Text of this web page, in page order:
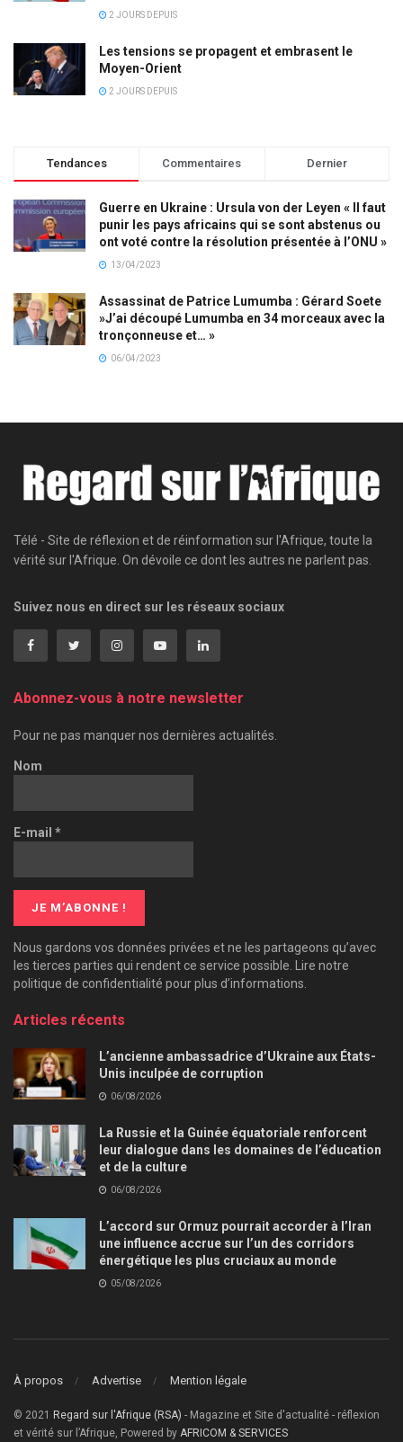
2 JOURS DEPUIS
Les tensions se propagent et embrasent le
Moyen-Orient
2 JOURS DEPUIS
Tendances Commentaires Dernier
Guerre en Ukraine : Ursula von der Leyen « Il faut
punir les pays africains qui se sont abstenus ou
ont voté contre la résolution présentée à l’ONU »
13/04/2023
Assassinat de Patrice Lumumba : Gérard Soete
»J’ai découpé Lumumba en 34 morceaux avec la
tronçonneuse et… »
06/04/2023
Télé - Site de réflexion et de réinformation sur l'Afrique, toute la
vérité sur l'Afrique. On dévoile ce dont les autres ne parlent pas.
Suivez nous en direct sur les réseaux sociaux
Abonnez-vous à notre newsletter
Pour ne pas manquer nos dernières actualités.
Nom
E-mail *
Nous gardons vos données privées et ne les partageons qu’avec
les tierces parties qui rendent ce service possible. Lire notre
politique de confidentialité pour plus d’informations.
Articles récents
L’ancienne ambassadrice d’Ukraine aux États-
Unis inculpée de corruption
06/08/2026
La Russie et la Guinée équatoriale renforcent
leur dialogue dans les domaines de l’éducation
et de la culture
06/08/2026
L’accord sur Ormuz pourrait accorder à l’Iran
une influence accrue sur l’un des corridors
énergétique les plus cruciaux au monde
05/08/2026
À propos Advertise Mention légale
© 2021 Regard sur l'Afrique (RSA) - Magazine et Site d'actualité - réflexion
et vérité sur l’Afrique, Powered by AFRICOM & SERVICES